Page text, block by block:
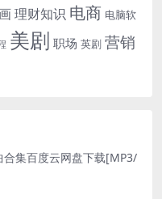
理财知识 电商 电脑软
美剧 职场 英剧 营销
集百度云网盘下载[MP3/